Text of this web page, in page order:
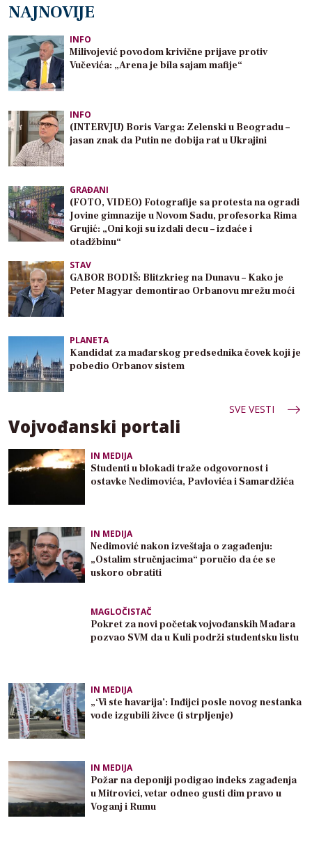
NAJNOVIJE
INFO
Milivojević povodom krivične prijave protiv
Vučevića: „Arena je bila sajam mafije“
INFO
(INTERVJU) Boris Varga: Zelenski u Beogradu –
jasan znak da Putin ne dobija rat u Ukrajini
GRAĐANI
(FOTO, VIDEO) Fotografije sa protesta na ogradi
Jovine gimnazije u Novom Sadu, profesorka Rima
Grujić: „Oni koji su izdali decu – izdaće i
otadžbinu“
STAV
GABOR BODIŠ: Blitzkrieg na Dunavu – Kako je
Peter Magyar demontirao Orbanovu mrežu moći
PLANETA
Kandidat za mađarskog predsednika čovek koji je
pobedio Orbanov sistem
SVE VESTI
Vojvođanski portali
IN MEDIJA
Studenti u blokadi traže odgovornost i
ostavke Nedimovića, Pavlovića i Samardžića
IN MEDIJA
Nedimović nakon izveštaja o zagađenju:
„Ostalim stručnjacima“ poručio da će se
uskoro obratiti
MAGLOČISTAČ
Pokret za novi početak vojvođanskih Mađara
pozvao SVM da u Kuli podrži studentsku listu
IN MEDIJA
„‘Vi ste havarija’: Inđijci posle novog nestanka
vode izgubili živce (i strpljenje)
IN MEDIJA
Požar na deponiji podigao indeks zagađenja
u Mitrovici, vetar odneo gusti dim pravo u
Voganj i Rumu